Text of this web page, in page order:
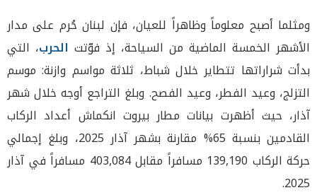
ومثلما أصبح معلوماً وظاهراً للعيان، فإن لبنان حُرم على مدار
الأشهر الخمسة الماضية من السياحة، إذ فوّتت الحرب، التي
بدأت شراراتها تتطاير خلال شباط، ثلاثة مواسم وازنة: موسم
التزلج، وعيد الفطر، وعيد الفصح. وبلغ التراجع أوجه خلال شهر
آذار، حيث أظهرت بيانات مطار بيروت انكماش أعداد الركاب
القادمين بنسبة 65% مقارنة بشهر آذار 2025، وبلغ إجمالي
حركة الركاب 139,190 مسافراً مقابل 403,084 مسافراً في آذار
2025.